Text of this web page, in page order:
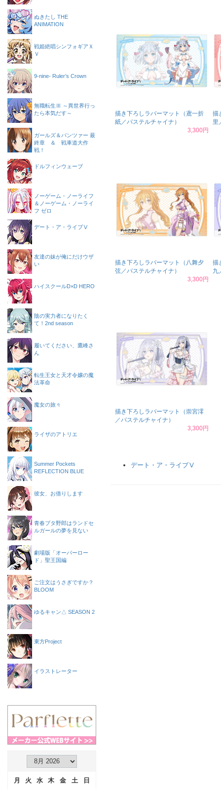
描き下ろしラバーマット（鳶一折
紙／パステルチャイナ）
3,300円
描
里
描き下ろしラバーマット（八舞夕
弦／パステルチャイナ）
3,300円
描
九
描き下ろしラバーマット（崇宮澪
／パステルチャイナ）
3,300円
デート・ア・ライブⅤ
ぬきたし THE
ANIMATION
戦姫絶唱シンフォギアＸ
Ｖ
9-nine- Ruler’s Crown
無職転生Ⅲ ～異世界行っ
たら本気だす～
ガールズ＆パンツァー 最
終章 ＆ 戦車道大作
戦！
ドルフィンウェーブ
ノーゲーム・ノーライフ
＆ノーゲーム・ノーライ
フ ゼロ
デート・ア・ライブⅤ
友達の妹が俺にだけウザ
い
ハイスクールD×D HERO
陰の実力者になりたく
て！2nd season
履いてください、鷹峰さ
ん
転生王女と天才令嬢の魔
法革命
魔女の旅々
ライザのアトリエ
Summer Pockets
REFLECTION BLUE
彼女、お借りします
青春ブタ野郎はランドセ
ルガールの夢を見ない
劇場版「オーバーロー
ド」聖王国編
ご注文はうさぎですか？
BLOOM
ゆるキャン△ SEASON 2
東方Project
イラストレーター
月 火 水 木 金 土
日